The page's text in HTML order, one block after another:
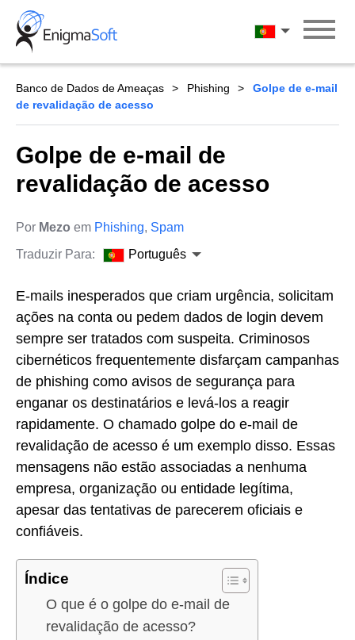
Skip
content
Português
Banco de Dados de Ameaças Phishing
Golpe de e-mail
de revalidação de acesso
Golpe de e-mail de
revalidação de acesso
Por Mezo em Phishing, Spam
Traduzir Para:
Português
E-mails inesperados que criam urgência, solicitam
ações na conta ou pedem dados de login devem
sempre ser tratados com suspeita. Criminosos
cibernéticos frequentemente disfarçam campanhas
de phishing como avisos de segurança para
enganar os destinatários e levá-los a reagir
rapidamente. O chamado golpe do e-mail de
revalidação de acesso é um exemplo disso. Essas
mensagens não estão associadas a nenhuma
empresa, organização ou entidade legítima,
apesar das tentativas de parecerem oficiais e
confiáveis.
Índice
O que é o golpe do e-mail de
revalidação de acesso?